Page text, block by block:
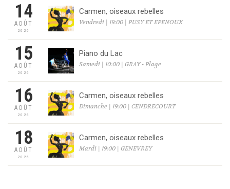
14
AOÛT
2026
Carmen, oiseaux rebelles
Vendredi | 19:00 | PUSY ET EPENOUX
15
AOÛT
2026
Piano du Lac
Samedi | 10:00 | GRAY - Plage
16
AOÛT
2026
Carmen, oiseaux rebelles
Dimanche | 19:00 | CENDRECOURT
18
AOÛT
2026
Carmen, oiseaux rebelles
Mardi | 19:00 | GENEVREY